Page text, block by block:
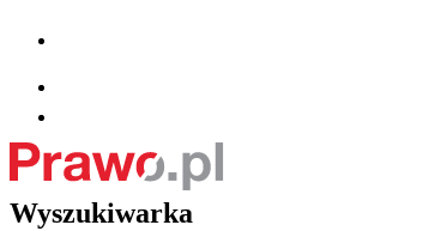
Wyszukiwarka